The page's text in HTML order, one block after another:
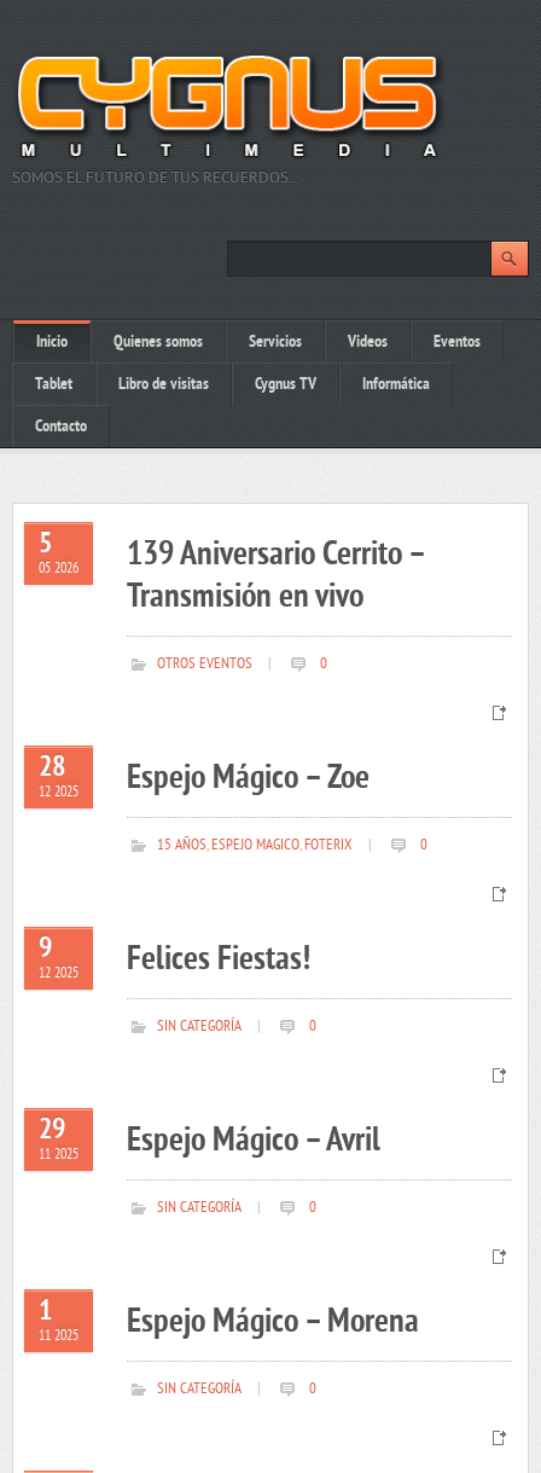
SOMOS EL FUTURO DE TUS RECUERDOS…
Inicio Quienes somos Servicios Videos Eventos
Tablet Libro de visitas Cygnus TV Informática
Contacto
5
05 2026
139 Aniversario Cerrito –
Transmisión en vivo
OTROS EVENTOS 0
28
12 2025 Espejo Mágico – Zoe
15 AÑOS,ESPEJO MAGICO,FOTERIX 0
9
12 2025 Felices Fiestas!
SIN CATEGORÍA 0
29
11 2025 Espejo Mágico – Avril
SIN CATEGORÍA 0
1
11 2025 Espejo Mágico – Morena
SIN CATEGORÍA 0